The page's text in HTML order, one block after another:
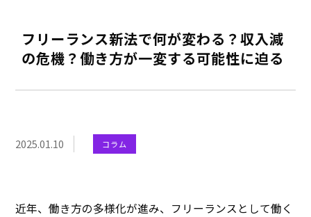
フリーランス新法で何が変わる？収入減
の危機？働き方が一変する可能性に迫る
2025.01.10 コラム
近年、働き方の多様化が進み、フリーランスとして働く